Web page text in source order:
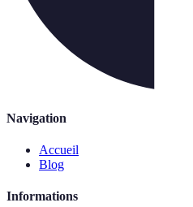
Navigation
Accueil
Blog
Informations